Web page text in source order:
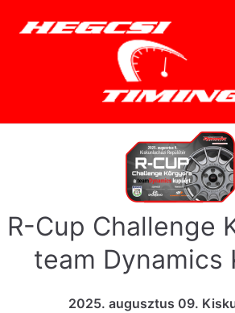
R-Cup Challenge
team Dynamics
2025. augusztus 09.